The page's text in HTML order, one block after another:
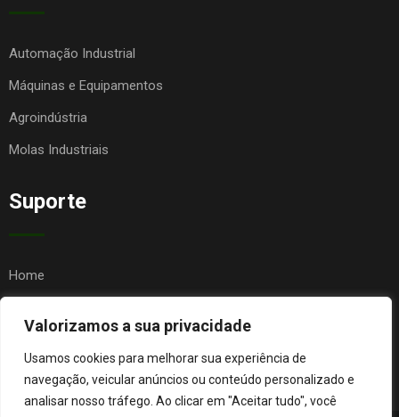
Valorizamos a sua privacidade
Usamos cookies para melhorar sua experiência de
navegação, veicular anúncios ou conteúdo personalizado e
analisar nosso tráfego. Ao clicar em "Aceitar tudo", você
Automação Industrial
Máquinas e Equipamentos
Agroindústria
Molas Industriais
Suporte
Home